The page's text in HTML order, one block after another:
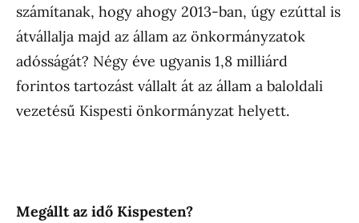
számítanak, hogy ahogy 2013-ban, úgy ezúttal is
átvállalja majd az állam az önkormányzatok
adósságát? Négy éve ugyanis 1,8 milliárd
forintos tartozást vállalt át az állam a baloldali
vezetésű Kispesti önkormányzat helyett.
Megállt az idő Kispesten?